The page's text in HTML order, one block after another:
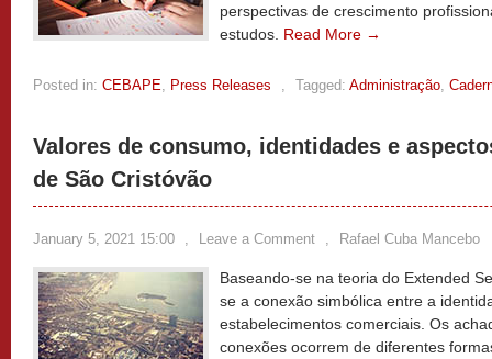
perspectivas de crescimento
estudos. Read More →
Posted in: CEBAPE, Press Releases , Tagged: Administração,
Valores de consumo, identidades e
de São Cristóvão
January 5, 2021 15:00 , Leave a Comment , Rafael Cuba Mancebo
Baseando-se na teoria do Extended
se a conexão simbólica entre a
estabelecimentos comerciais. Os
conexões ocorrem de diferentes